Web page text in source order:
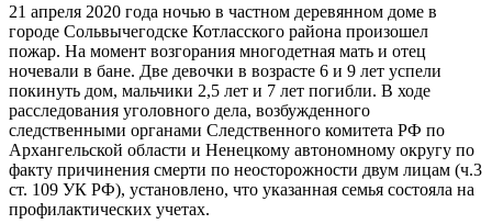
21 апреля 2020 года ночью в частном деревянном доме в
городе Сольвычегодске Котласского района произошел
пожар. На момент возгорания многодетная мать и отец
ночевали в бане. Две девочки в возрасте 6 и 9 лет успели
покинуть дом, мальчики 2,5 лет и 7 лет погибли. В ходе
расследования уголовного дела, возбужденного
следственными органами Следственного комитета РФ по
Архангельской области и Ненецкому автономному округу по
факту причинения смерти по неосторожности двум лицам (ч.3
ст. 109 УК РФ), установлено, что указанная семья состояла на
профилактических учетах.